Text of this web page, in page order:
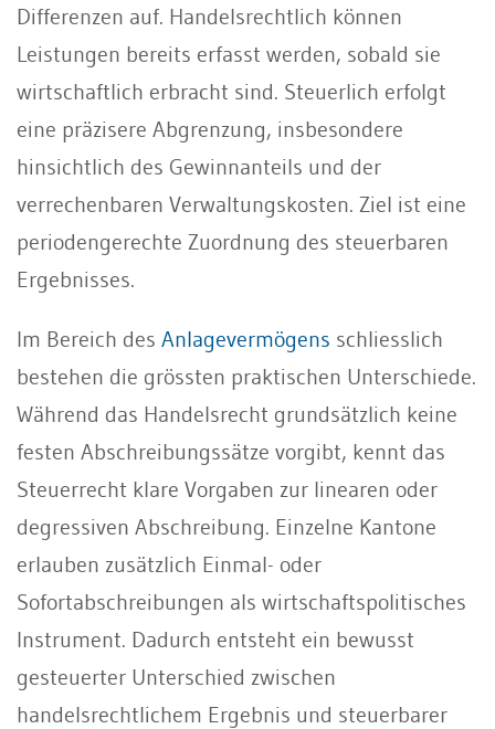
Differenzen auf. Handelsrechtlich können
Leistungen bereits erfasst werden, sobald sie
wirtschaftlich erbracht sind. Steuerlich erfolgt
eine präzisere Abgrenzung, insbesondere
hinsichtlich des Gewinnanteils und der
verrechenbaren Verwaltungskosten. Ziel ist eine
periodengerechte Zuordnung des steuerbaren
Ergebnisses.
Im Bereich des Anlagevermögens schliesslich
bestehen die grössten praktischen Unterschiede.
Während das Handelsrecht grundsätzlich keine
festen Abschreibungssätze vorgibt, kennt das
Steuerrecht klare Vorgaben zur linearen oder
degressiven Abschreibung. Einzelne Kantone
erlauben zusätzlich Einmal- oder
Sofortabschreibungen als wirtschaftspolitisches
Instrument. Dadurch entsteht ein bewusst
gesteuerter Unterschied zwischen
handelsrechtlichem Ergebnis und steuerbarer